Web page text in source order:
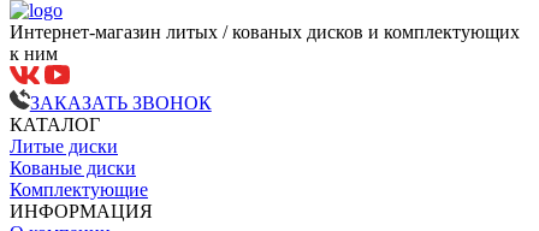
Интернет-магазин литых / кованых дисков и комплектующих
к ним
ЗАКАЗАТЬ ЗВОНОК
КАТАЛОГ
Литые диски
Кованые диски
Комплектующие
ИНФОРМАЦИЯ